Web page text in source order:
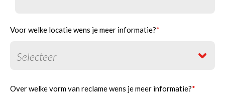
Voor welke locatie wens je meer informatie?*
Over welke vorm van reclame wens je meer informatie?*